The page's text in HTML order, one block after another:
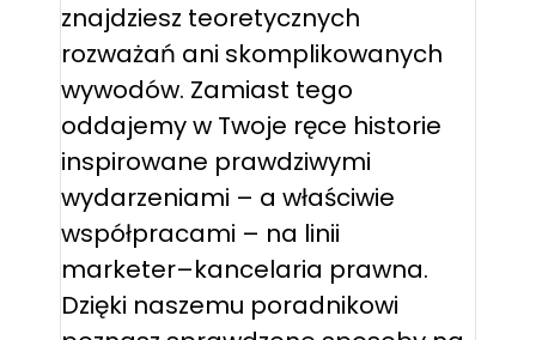
znajdziesz teoretycznych
rozważań ani skomplikowanych
wywodów. Zamiast tego
oddajemy w Twoje ręce historie
inspirowane prawdziwymi
wydarzeniami – a właściwie
współpracami – na linii
marketer–kancelaria prawna.
Dzięki naszemu poradnikowi